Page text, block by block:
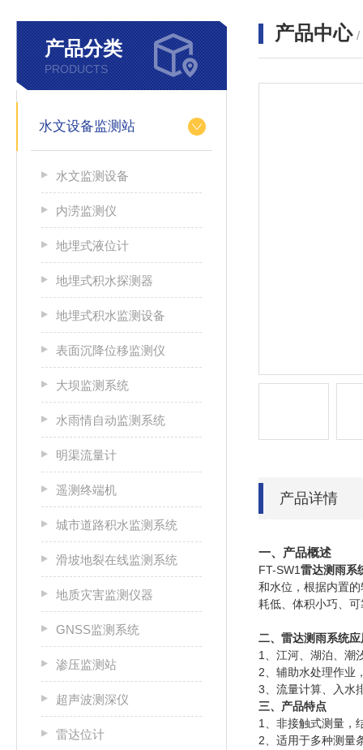
产品分类
PRODUCTS
水文设备监测站
水文监测设备
内涝监测仪
地埋式液位计
地埋式积水探测器
地埋式积水监测设备
表面沉降位移监测仪
大坝监测系统
水雨情自动监测系统
明渠流量计
遥测终端机
城市道路积水监测系统
滑坡地裂在线监测系统
地质灾害监测仪器
GNSS监测系统
渗压监测站
超声波测深仪
雷达位计
产品中心 /
产品详情
一、产品概述
FT-SW1雷达测雨系
和水位，根据内置
耗低、体积小巧、
二、 雷达测雨系统应
1
、江河、湖泊、
2 、辅助水处理作
3 、流量计算、入水
三、产品特点
1
、非接触式测量
2 、适用于多种测